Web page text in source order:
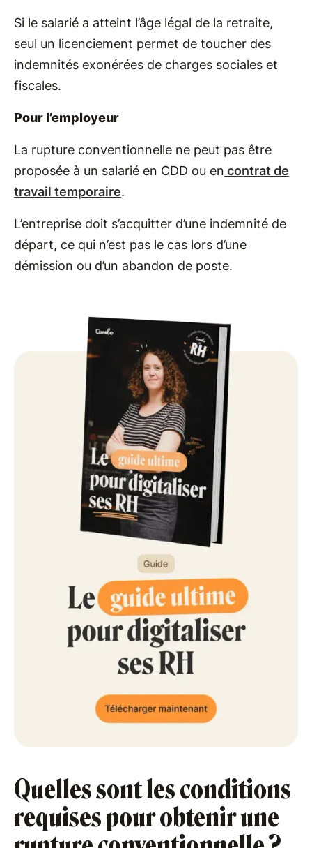
Si le salarié a atteint l’âge légal de la retraite,
seul un licenciement permet de toucher des
indemnités exonérées de charges sociales et
fiscales.
Pour l’employeur
La rupture conventionnelle ne peut pas être
proposée à un salarié en CDD ou en contrat de
travail temporaire.
L’entreprise doit s’acquitter d’une indemnité de
départ, ce qui n’est pas le cas lors d’une
démission ou d’un abandon de poste.
Quelles sont les conditions
requises pour obtenir une